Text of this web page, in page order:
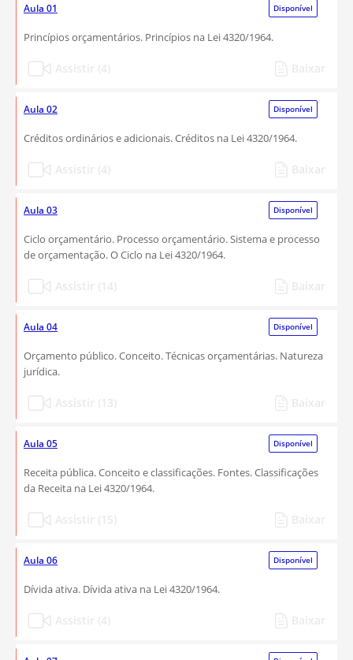
Aula 01 Disponível
Princípios orçamentários. Princípios na Lei 4320/1964.
Aula 02 Disponível
Créditos ordinários e adicionais. Créditos na Lei 4320/1964.
Aula 03 Disponível
Ciclo orçamentário. Processo orçamentário. Sistema e processo
de orçamentação. O Ciclo na Lei 4320/1964.
Aula 04 Disponível
Orçamento público. Conceito. Técnicas orçamentárias. Natureza
jurídica.
Aula 05 Disponível
Receita pública. Conceito e classificações. Fontes. Classificações
da Receita na Lei 4320/1964.
Aula 06 Disponível
Dívida ativa. Dívida ativa na Lei 4320/1964.